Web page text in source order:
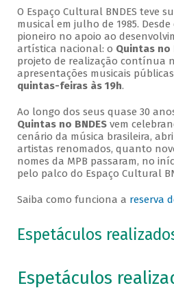
O Espaço Cultural BNDES teve
musical em julho de 1985.
pioneiro no apoio ao
artística nacional: o Quintas no
projeto de realização contínua
apresentações musicais
quintas-feiras às 19h.
Ao longo dos seus quase 30
Quintas no BNDESvem
cenário da música brasileira,
artistas renomados, quanto
nomes da MPB passaram, no
pelo palco do Espaço Cultural
Saiba como funciona a reserva
Espetáculos
Espetáculos